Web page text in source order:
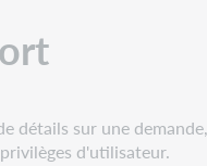
détails sur une
d'utilisateur.